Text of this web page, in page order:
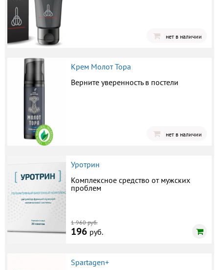
нет в наличии
Крем Молот Тора
Верните уверенность в постели
нет в наличии
Уротрин
Комплексное средство от мужских
проблем
1 960 руб.
196 руб.
Spartagen+